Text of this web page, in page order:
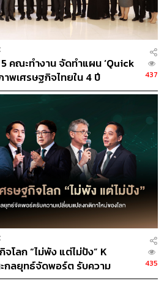
าจะค่อนข้างนิ่งในระยะ 3 เดือนข้าง
ตั้งรัฐบาลใหม่ในช่วงปลาย 3Q66
Call สำหรับ BEM ขึ้นสู่
ด้วยราคาเป้าหมายอ้างอิงวิธี
ทั้งนี้ราคาเป้าหมายนี้ยังไม่รวม
หุ้น จากโครงการรถไฟฟ้าสายสีส้ม
ลชุดใหม่ต้องการเดินหน้าโครงการ
จจุบัน จะส่งผลบวกต่อ BEM
ติดตามคือ ปริมาณรถที่ใช้ทางด่วน
ฟื้นตัวช้ากว่าคาด
STANDARD WEALTH
คุณสะดวกหรือใช้งานอยู่แล้วได้เลย
5 คณะทำงาน จัดทำแผน ‘Quick
พเศรษฐกิจไทยใน 4 ปี
437
โลก “ไม่พัง แต่ไม่ปัง” K
กลยุทธ์จัดพอร์ต รับความ
435